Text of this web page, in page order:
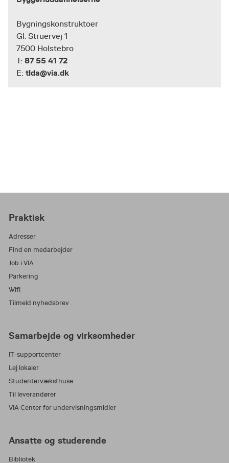
Bygningskonstruktoer
Gl. Struervej 1
7500 Holstebro
T: 87 55 41 72
E: tlda@via.dk
Praktisk
Adresser
Find en medarbejder
Job i VIA
Parkering
Wifi
Tilmeld nyhedsbrev
Samarbejde og virksomheder
IT-supportcenter
Lej lokaler
Studentervæksthuse
Til leverandører
VIA Center for undervisningsmidler
Ansatte og studerende
Bibliotek